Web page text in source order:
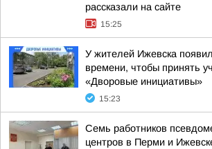
рассказали на сайте
15:25
У жителей Ижевска
времени, чтобы принять
«Дворовые инициативы»
15:23
Семь работников
центров в Перми и